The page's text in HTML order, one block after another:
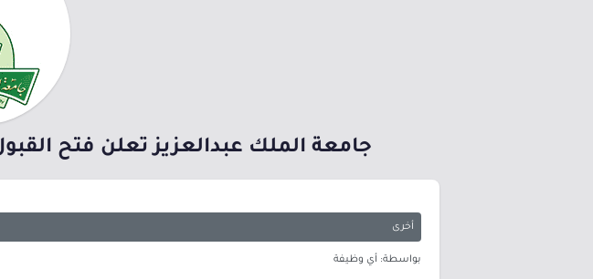
جامعة الملك عبدالعزيز تعلن فتح
أخرى
بواسطة: أي وظيفة